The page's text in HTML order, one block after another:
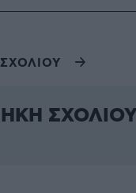
ΣΧΟΛΙΟΥ